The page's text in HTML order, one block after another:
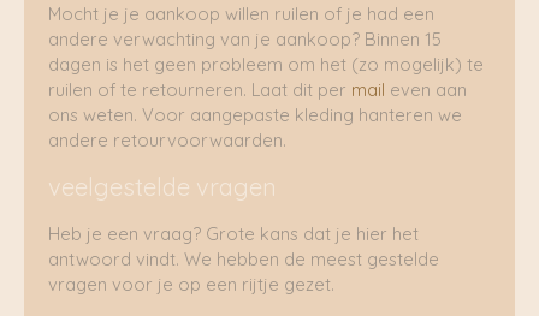
Mocht je je aankoop willen ruilen of je had een
andere verwachting van je aankoop? Binnen 15
dagen is het geen probleem om het (zo mogelijk) te
ruilen of te retourneren. Laat dit per mail even aan
ons weten. Voor aangepaste kleding hanteren we
andere retourvoorwaarden.
veelgestelde vragen
Heb je een vraag? Grote kans dat je hier het
antwoord vindt. We hebben de meest gestelde
vragen voor je op een rijtje gezet.